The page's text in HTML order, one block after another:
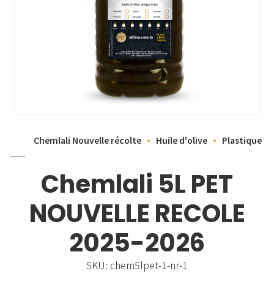
Chemlali Nouvelle récolte Huile d'olive Plastique
Chemlali 5L PET
NOUVELLE RECOLE
2025-2026
SKU: chem5lpet-1-nr-1